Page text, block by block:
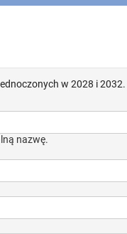
w 2028 i
nazwę.